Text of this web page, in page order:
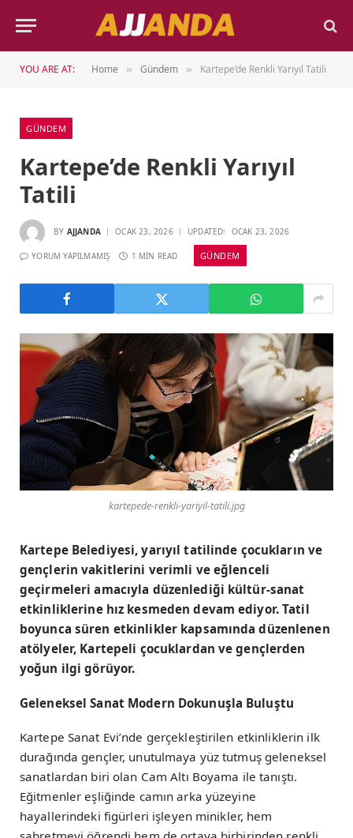
YOU ARE AT: Home » Gündem » Kartepe’de Renkli Yarıyıl Tatili
GÜNDEM
Kartepe’de Renkli Yarıyıl
Tatili
BY AJJANDA OCAK 23, 2026 UPDATED: OCAK 23, 2026
YORUM YAPILMAMIŞ 1 MIN READ GÜNDEM
kartepede-renkli-yariyil-tatili.jpg
Kartepe Belediyesi, yarıyıl tatilinde çocukların ve
gençlerin vakitlerini verimli ve eğlenceli
geçirmeleri amacıyla düzenlediği kültür-sanat
etkinliklerine hız kesmeden devam ediyor. Tatil
boyunca süren etkinlikler kapsamında düzenlenen
atölyeler, Kartepeli çocuklardan ve gençlerden
yoğun ilgi görüyor.
Geleneksel Sanat Modern Dokunuşla Buluştu
Kartepe Sanat Evi’nde gerçekleştirilen etkinliklerin ilk
durağında gençler, unutulmaya yüz tutmuş geleneksel
sanatlardan biri olan Cam Altı Boyama ile tanıştı.
Eğitmenler eşliğinde camın arka yüzeyine
hayallerindeki figürleri işleyen minikler, hem